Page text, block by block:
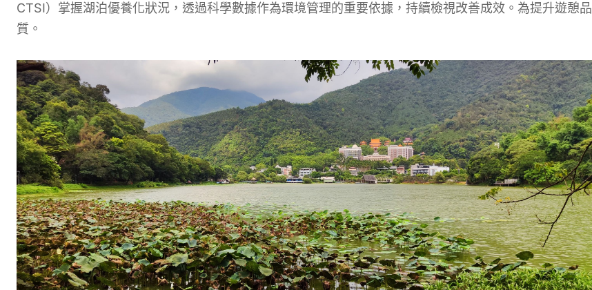
CTSI）掌握湖泊優養化狀況，透過科學數據作為環境管理的重要依據，持續檢視改善成效。為提升遊憩品
質。